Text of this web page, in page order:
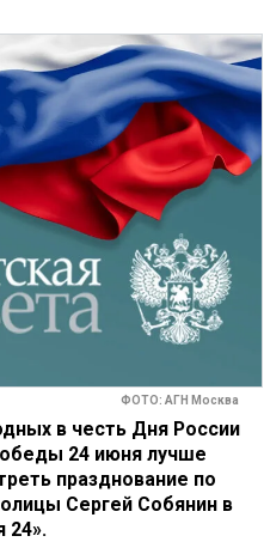
ФОТО: АГН Москва
в честь Дня России
24 июня лучше
празднование по
Сергей Собянин в
24».